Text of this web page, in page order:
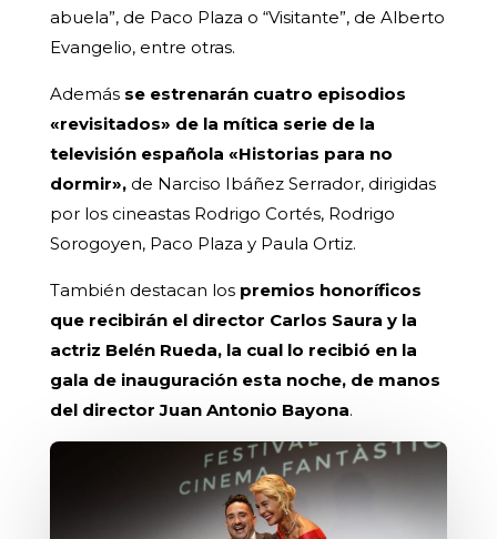
abuela”, de Paco Plaza o “Visitante”, de Alberto
Evangelio, entre otras.
Además se estrenarán cuatro episodios
«revisitados» de la mítica serie de la
televisión española «Historias para no
dormir»,de Narciso Ibáñez Serrador, dirigidas
por los cineastas Rodrigo Cortés, Rodrigo
Sorogoyen, Paco Plaza y Paula Ortiz.
También destacan los premios honoríficos
que recibirán el director Carlos Saura y la
actriz Belén Rueda, la cual lo recibió en la
gala de inauguración esta noche, de manos
del director Juan Antonio Bayona.